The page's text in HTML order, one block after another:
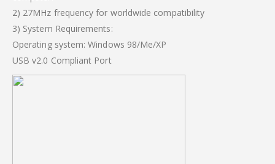
2) 27MHz frequency for worldwide compatibility
3) System Requirements:
Operating system: Windows 98/Me/XP
USB v2.0 Compliant Port